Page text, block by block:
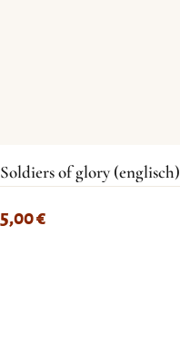
Soldiers of glory (englisch)
5,00€